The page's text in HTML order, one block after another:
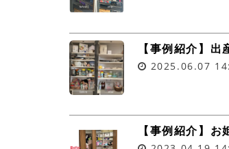
【事例紹介】
2025.06.07
【事例紹介】